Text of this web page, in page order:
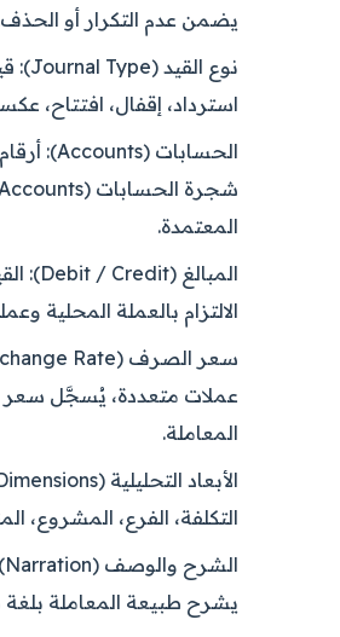
يضمن عدم التكرار أو
نوع القيد (Journal Type):
استرداد، إقفال، افتتاح،
الحسابات (Accounts):
المعتمدة.
المبالغ (Debit / Credit):
الالتزام بالعملة المحلية
سعر الصرف (Exchange Rate):
عملات متعددة، يُسجَّل
المعاملة.
الأبعاد التحليلية (Analytical Dimensions):
التكلفة، الفرع، المشروع،
الشرح والوصف (Narration):
يشرح طبيعة المعاملة